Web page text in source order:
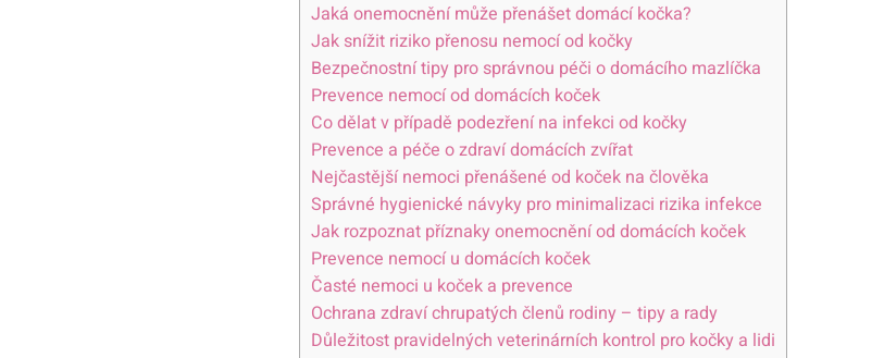
Jaká onemocnění může přenášet domácí kočka?
Jak snížit riziko přenosu nemocí od kočky
Bezpečnostní tipy pro správnou péči o domácího mazlíčka
Prevence nemocí od domácích koček
Co dělat v případě podezření na infekci od kočky
Prevence a péče o zdraví domácích zvířat
Nejčastější nemoci přenášené od koček na člověka
Správné hygienické návyky pro minimalizaci rizika infekce
Jak rozpoznat příznaky onemocnění od domácích koček
Prevence nemocí u domácích koček
Časté nemoci u koček a prevence
Ochrana zdraví chrupatých členů rodiny – tipy a rady
Důležitost pravidelných veterinárních kontrol pro kočky a lidi